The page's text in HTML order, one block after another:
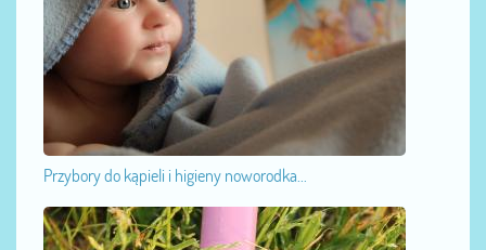
Przybory do kąpieli i higieny noworodka...